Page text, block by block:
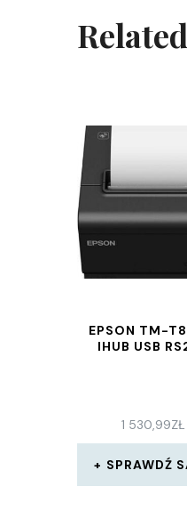
EPSON TM-
IHUB USB
1 530,99ZŁ
SPRAWDŹ